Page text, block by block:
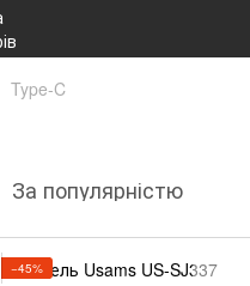
Type-C
За популярністю
−45%